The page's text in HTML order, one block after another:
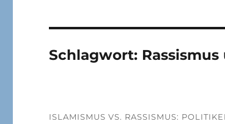
Schlagwort:
ISLAMISMUS VS. RASSISMUS: